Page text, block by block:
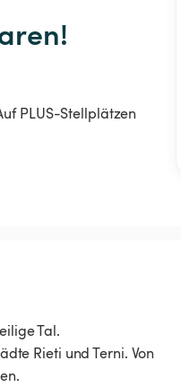
PLUS-Stellplätzen
Tal.
Rieti und Terni. Von